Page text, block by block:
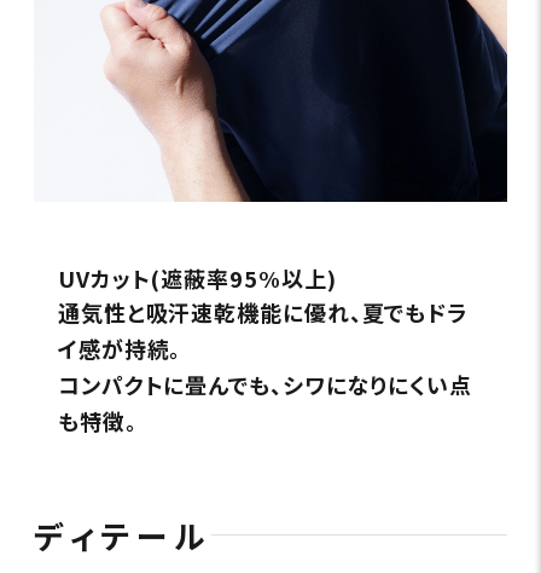
UVカット(遮蔽率95%以上)
通気性と吸汗速乾機能に優れ、夏でもドラ
イ感が持続。
コンパクトに畳んでも、シワになりにくい点
も特徴。
ディテール